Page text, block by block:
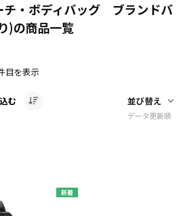
チ・ボディバッグ ブランドバ
)の商品一覧
目を表示
む
データ更新順
新着